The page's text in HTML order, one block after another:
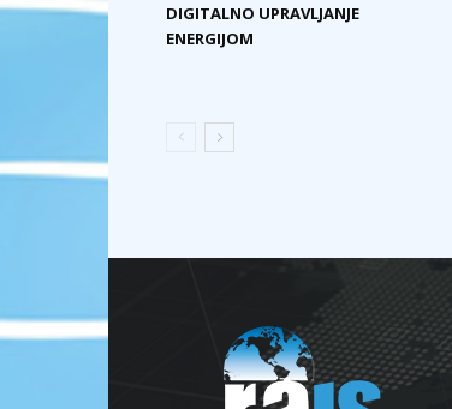
DIGITALNO UPRAVLJANJE
ENERGIJOM